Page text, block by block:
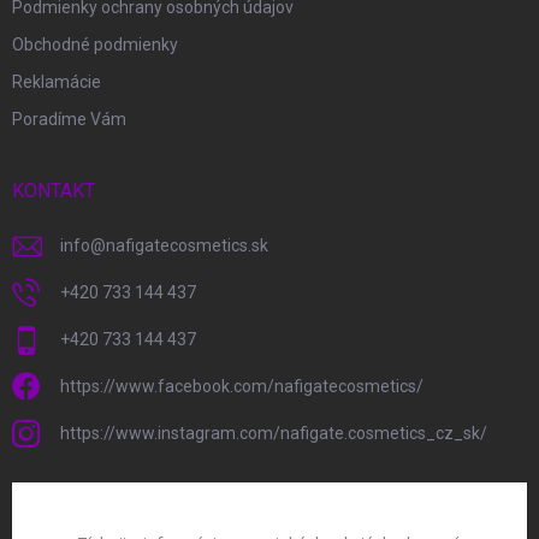
Podmienky ochrany osobných údajov
Obchodné podmienky
Reklamácie
Poradíme Vám
KONTAKT
info@nafigatecosmetics.sk
+420 733 144 437
+420 733 144 437
https://www.facebook.com/nafigatecosmetics/
https://www.instagram.com/nafigate.cosmetics_cz_sk/